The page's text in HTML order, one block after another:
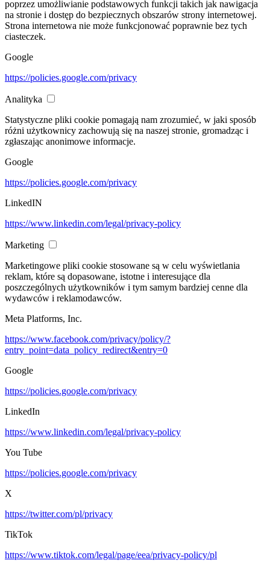
poprzez umożliwianie podstawowych funkcji takich jak nawigacja
na stronie i dostęp do bezpiecznych obszarów strony internetowej.
Strona internetowa nie może funkcjonować poprawnie bez tych
ciasteczek.
Google
https://policies.google.com/privacy
Analityka
Statystyczne pliki cookie pomagają nam zrozumieć, w jaki sposób
różni użytkownicy zachowują się na naszej stronie, gromadząc i
zgłaszając anonimowe informacje.
Google
https://policies.google.com/privacy
LinkedIN
https://www.linkedin.com/legal/privacy-policy
Marketing
Marketingowe pliki cookie stosowane są w celu wyświetlania
reklam, które są dopasowane, istotne i interesujące dla
poszczególnych użytkowników i tym samym bardziej cenne dla
wydawców i reklamodawców.
Meta Platforms, Inc.
https://www.facebook.com/privacy/policy/?
entry_point=data_policy_redirect&entry=0
Google
https://policies.google.com/privacy
LinkedIn
https://www.linkedin.com/legal/privacy-policy
You Tube
https://policies.google.com/privacy
X
https://twitter.com/pl/privacy
TikTok
https://www.tiktok.com/legal/page/eea/privacy-policy/pl